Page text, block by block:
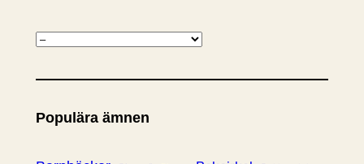
K
t
g
Populära ämnen